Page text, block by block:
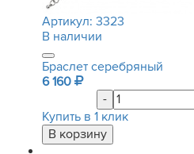
Артикул: 3323
В наличии
Браслет серебряный
6 160
-
Купить в 1 клик